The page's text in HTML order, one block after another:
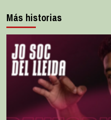
Más historias